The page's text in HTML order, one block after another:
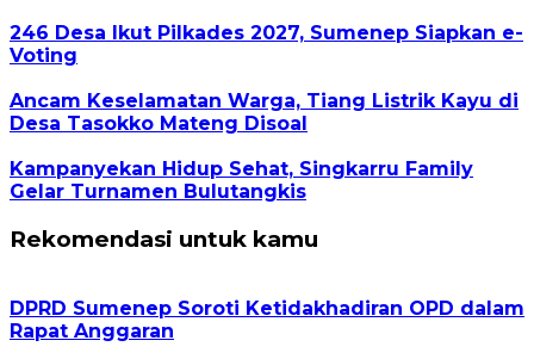
246 Desa Ikut Pilkades 2027, Sumenep Siapkan e-
Voting
Ancam Keselamatan Warga, Tiang Listrik Kayu di
Desa Tasokko Mateng Disoal
Kampanyekan Hidup Sehat, Singkarru Family
Gelar Turnamen Bulutangkis
Rekomendasi untuk kamu
DPRD Sumenep Soroti Ketidakhadiran OPD dalam
Rapat Anggaran